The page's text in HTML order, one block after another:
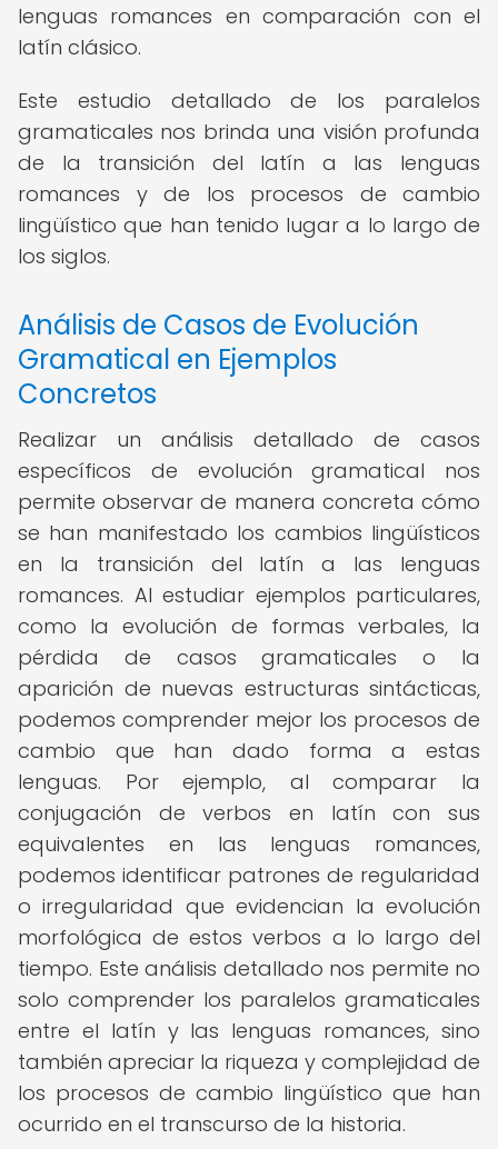
lenguas romances en comparación con el
latín clásico.
Este estudio detallado de los paralelos
gramaticales nos brinda una visión profunda
de la transición del latín a las lenguas
romances y de los procesos de cambio
lingüístico que han tenido lugar a lo largo de
los siglos.
Análisis de Casos de Evolución
Gramatical en Ejemplos
Concretos
Realizar un análisis detallado de casos
específicos de evolución gramatical nos
permite observar de manera concreta cómo
se han manifestado los cambios lingüísticos
en la transición del latín a las lenguas
romances. Al estudiar ejemplos particulares,
como la evolución de formas verbales, la
pérdida de casos gramaticales o la
aparición de nuevas estructuras sintácticas,
podemos comprender mejor los procesos de
cambio que han dado forma a estas
lenguas. Por ejemplo, al comparar la
conjugación de verbos en latín con sus
equivalentes en las lenguas romances,
podemos identificar patrones de regularidad
o irregularidad que evidencian la evolución
morfológica de estos verbos a lo largo del
tiempo. Este análisis detallado nos permite no
solo comprender los paralelos gramaticales
entre el latín y las lenguas romances, sino
también apreciar la riqueza y complejidad de
los procesos de cambio lingüístico que han
ocurrido en el transcurso de la historia.